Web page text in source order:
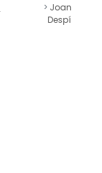
Joan
Despí